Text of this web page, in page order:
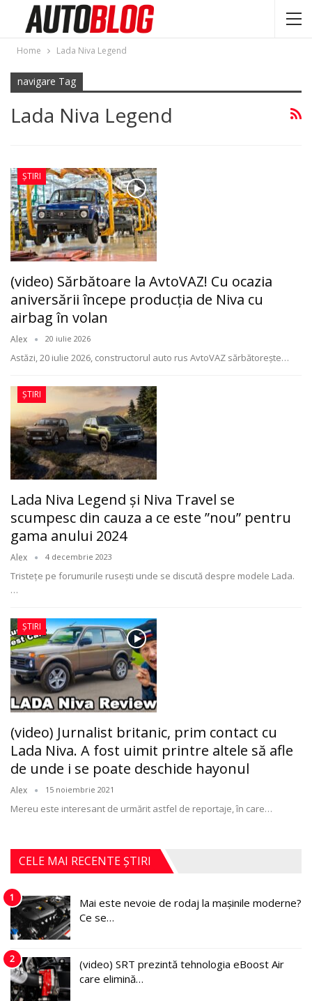
Home Lada Niva Legend
navigare Tag
Lada Niva Legend
ȘTIRI
(video) Sărbătoare la AvtoVAZ! Cu ocazia
aniversării începe producția de Niva cu
airbag în volan
Alex 20 iulie 2026
Astăzi, 20 iulie 2026, constructorul auto rus AvtoVAZ sărbătorește…
ȘTIRI
Lada Niva Legend și Niva Travel se
scumpesc din cauza a ce este ”nou” pentru
gama anului 2024
Alex 4 decembrie 2023
Tristețe pe forumurile rusești unde se discută despre modele Lada.
…
ȘTIRI
(video) Jurnalist britanic, prim contact cu
Lada Niva. A fost uimit printre altele să afle
de unde i se poate deschide hayonul
Alex 15 noiembrie 2021
Mereu este interesant de urmărit astfel de reportaje, în care…
CELE MAI RECENTE ȘTIRI
1
Mai este nevoie de rodaj la mașinile moderne?
Ce se…
2
(video) SRT prezintă tehnologia eBoost Air
care elimină…